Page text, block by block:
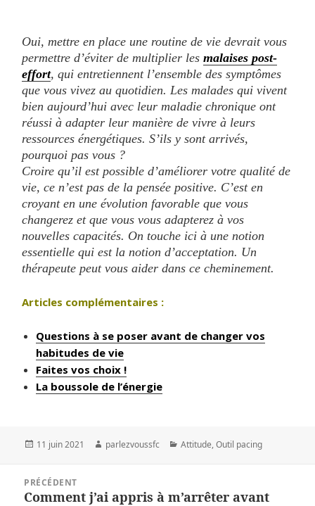
Oui, mettre en place une routine de vie devrait vous
permettre d’éviter de multiplier lesmalaises post-
effort, qui entretiennent l’ensemble des symptômes
que vous vivez au quotidien. Les malades qui vivent
bien aujourd’hui avec leur maladie chronique ont
réussi à adapter leur manière de vivre à leurs
ressources énergétiques. S’ils y sont arrivés,
pourquoi pas vous ?
Croire qu’il est possible d’améliorer votre qualité de
vie, ce n’est pas de la pensée positive. C’est en
croyant en une évolution favorable que vous
changerez et que vous vous adapterez à vos
nouvelles capacités. On touche ici à une notion
essentielle qui est la notion d’acceptation. Un
thérapeute peut vous aider dans ce cheminement.
Articles complémentaires :
Questions à se poser avant de changer vos
habitudes de vie
Faites vos choix !
La boussole de l’énergie
Publié
11 juin 2021 Auteur
parlezvoussfc Catégories
Attitude,Outil pacing
PRÉCÉDENT
Article
Comment j’ai appris à m’arrêter avant